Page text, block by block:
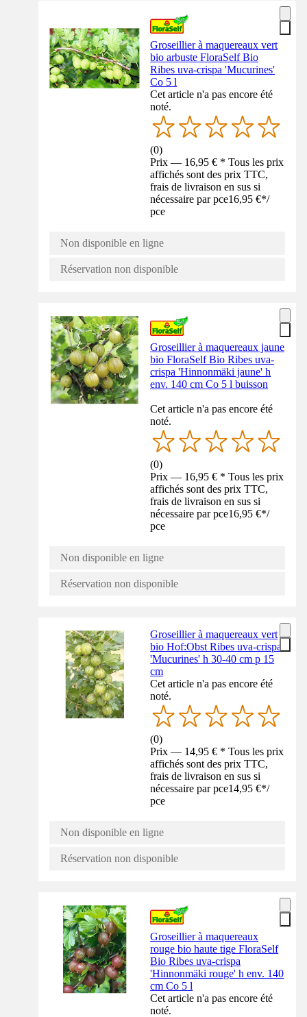
Groseillier à maquereaux vert
bio arbuste FloraSelf Bio
Ribes uva-crispa 'Mucurines'
Co 5 l
Cet article n'a pas encore été
noté.
(0)
Prix — 16,95 € * Tous les prix
affichés sont des prix TTC,
frais de livraison en sus si
nécessaire par pce16,95 €*/
pce
Non disponible en ligne
Réservation non disponible
Groseillier à maquereaux jaune
bio FloraSelf Bio Ribes uva-
crispa 'Hinnonmäki jaune' h
env. 140 cm Co 5 l buisson
Cet article n'a pas encore été
noté.
(0)
Prix — 16,95 € * Tous les prix
affichés sont des prix TTC,
frais de livraison en sus si
nécessaire par pce16,95 €*/
pce
Non disponible en ligne
Réservation non disponible
Groseillier à maquereaux vert
bio Hof:Obst Ribes uva-crispa
'Mucurines' h 30-40 cm p 15
cm
Cet article n'a pas encore été
noté.
(0)
Prix — 14,95 € * Tous les prix
affichés sont des prix TTC,
frais de livraison en sus si
nécessaire par pce14,95 €*/
pce
Non disponible en ligne
Réservation non disponible
Groseillier à maquereaux
rouge bio haute tige FloraSelf
Bio Ribes uva-crispa
'Hinnonmäki rouge' h env. 140
cm Co 5 l
Cet article n'a pas encore été
noté.